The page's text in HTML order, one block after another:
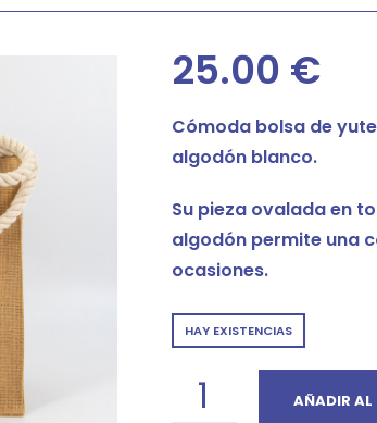
25.00 €
Cómoda bolsa de
algodón blanco.
Su pieza ovalada en
algodón permite una
ocasiones.
HAY EXISTENCIAS
AÑADIR AL